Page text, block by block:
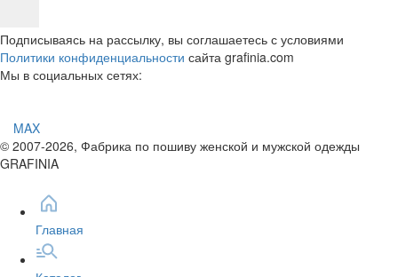
Подписываясь на рассылку, вы соглашаетесь с условиями
Политики конфиденциальности сайта grafinia.com
Мы в социальных сетях:
MAX
© 2007-2026, Фабрика по пошиву женской и мужской одежды
GRAFINIA
Главная